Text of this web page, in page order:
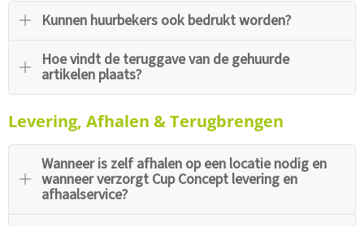
Kunnen huurbekers ook bedrukt worden?
Hoe vindt de teruggave van de gehuurde
artikelen plaats?
Levering, Afhalen & Terugbrengen
Wanneer is zelf afhalen op een locatie nodig en
wanneer verzorgt Cup Concept levering en
afhaalservice?